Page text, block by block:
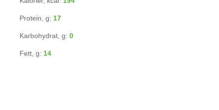
Protein, g: 17
Karbohydrat, g: 0
Fett, g: 14